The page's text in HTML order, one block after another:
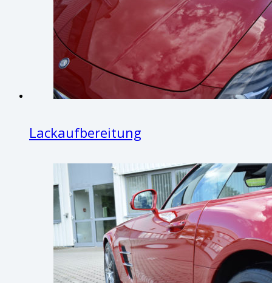
Lackaufbereitung